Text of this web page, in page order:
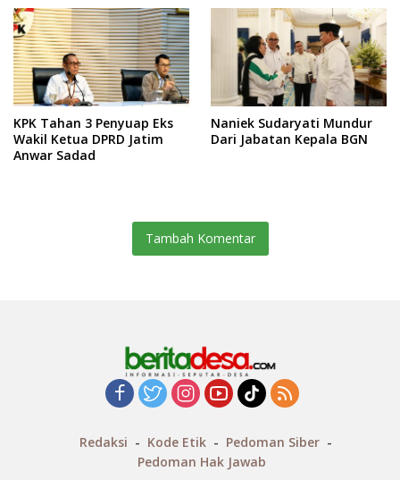
KPK Tahan 3 Penyuap Eks
Wakil Ketua DPRD Jatim
Anwar Sadad
Naniek Sudaryati Mundur
Dari Jabatan Kepala BGN
Tambah Komentar
Redaksi Kode Etik
Pedoman Siber
Pedoman Hak Jawab